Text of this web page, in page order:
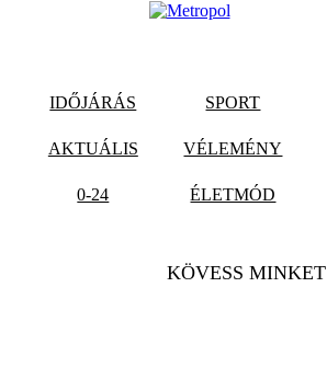
IDŐJÁRÁS SPORT
AKTUÁLIS VÉLEMÉNY
0-24 ÉLETMÓD
KÖVESS MINKET